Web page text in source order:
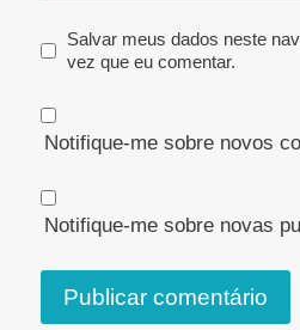
Salvar meus dados neste
vez que eu comentar.
Notifique-me sobre novos
Notifique-me sobre novas